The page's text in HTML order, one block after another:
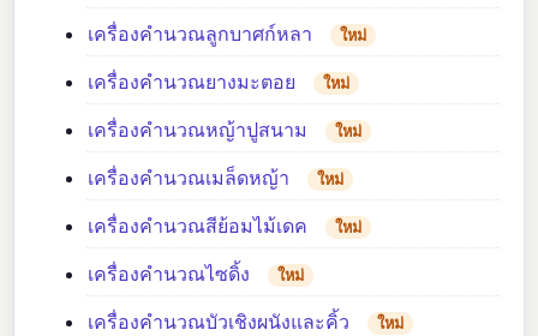
เครื่องคำนวณลูกบาศก์หลา ใหม่
เครื่องคำนวณยางมะตอย ใหม่
เครื่องคำนวณหญ้าปูสนาม ใหม่
เครื่องคำนวณเมล็ดหญ้า ใหม่
เครื่องคำนวณสีย้อมไม้เดค ใหม่
เครื่องคำนวณไซดิ้ง ใหม่
เครื่องคำนวณบัวเชิงผนังและคิ้ว ใหม่